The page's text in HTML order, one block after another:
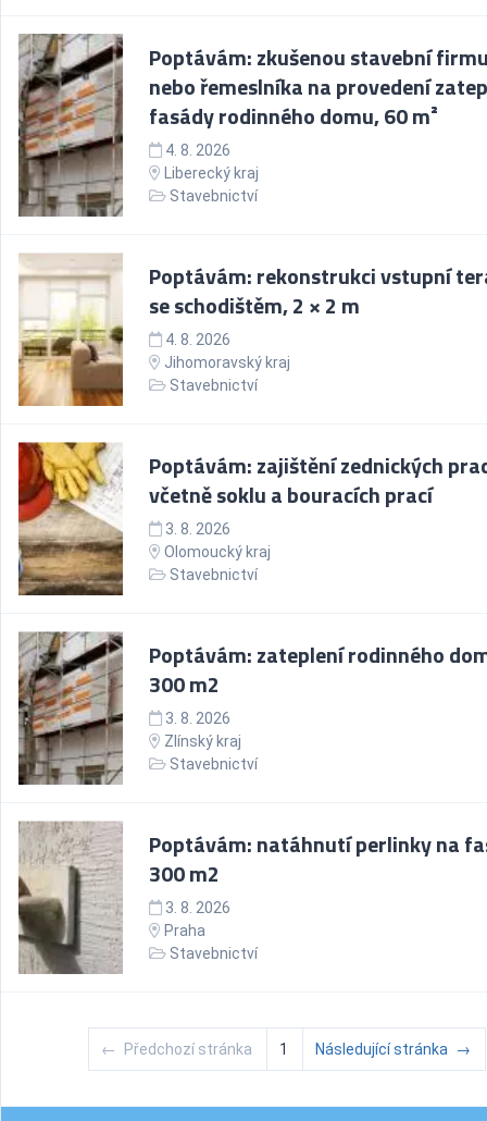
Poptávám: zkušenou stavební
nebo řemeslníka na provedení
fasády rodinného domu, 60 m²
4. 8. 2026
Liberecký kraj
Stavebnictví
Poptávám: rekonstrukci vstupní
se schodištěm, 2 × 2 m
4. 8. 2026
Jihomoravský kraj
Stavebnictví
Poptávám: zajištění zednických
včetně soklu a bouracích prací
3. 8. 2026
Olomoucký kraj
Stavebnictví
Poptávám: zateplení rodinného
300 m2
3. 8. 2026
Zlínský kraj
Stavebnictví
Poptávám: natáhnutí perlinky na
300 m2
3. 8. 2026
Praha
Stavebnictví
← Předchozí stránka 1 Následující stránka →